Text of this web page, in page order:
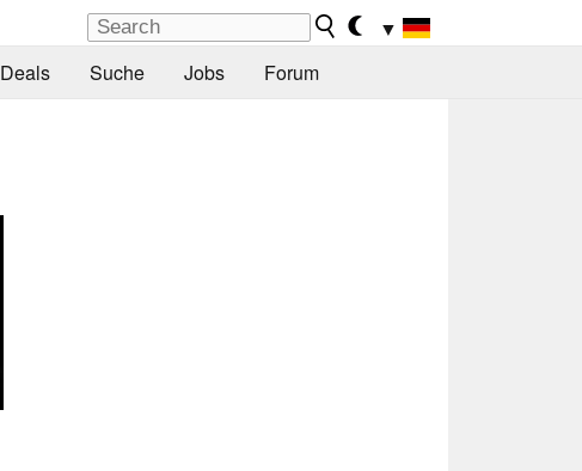
▼
Deals Suche Jobs Forum